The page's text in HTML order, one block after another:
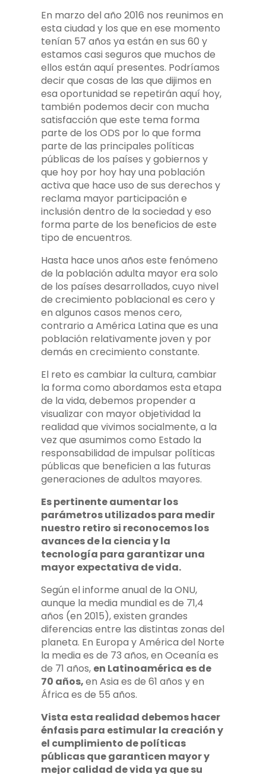
En marzo del año 2016 nos reunimos en
esta ciudad y los que en ese momento
tenían 57 años ya están en sus 60 y
estamos casi seguros que muchos de
ellos están aquí presentes. Podríamos
decir que cosas de las que dijimos en
esa oportunidad se repetirán aquí hoy,
también podemos decir con mucha
satisfacción que este tema forma
parte de los ODS por lo que forma
parte de las principales políticas
públicas de los países y gobiernos y
que hoy por hoy hay una población
activa que hace uso de sus derechos y
reclama mayor participación e
inclusión dentro de la sociedad y eso
forma parte de los beneficios de este
tipo de encuentros.
Hasta hace unos años este fenómeno
de la población adulta mayor era solo
de los países desarrollados, cuyo nivel
de crecimiento poblacional es cero y
en algunos casos menos cero,
contrario a América Latina que es una
población relativamente joven y por
demás en crecimiento constante.
El reto es cambiar la cultura, cambiar
la forma como abordamos esta etapa
de la vida, debemos propender a
visualizar con mayor objetividad la
realidad que vivimos socialmente, a la
vez que asumimos como Estado la
responsabilidad de impulsar políticas
públicas que beneficien a las futuras
generaciones de adultos mayores.
Es pertinente aumentar los
parámetros utilizados para medir
nuestro retiro si reconocemos los
avances de la ciencia y la
tecnología para garantizar una
mayor expectativa de vida.
Según el informe anual de la ONU,
aunque la media mundial es de 71,4
años (en 2015), existen grandes
diferencias entre las distintas zonas del
planeta. En Europa y América del Norte
la media es de 73 años, en Oceanía es
de 71 años, en Latinoamérica es de
70 años,en Asia es de 61 años y en
África es de 55 años.
Vista esta realidad debemos hacer
énfasis para estimular la creación y
el cumplimiento de políticas
públicas que garanticen mayor y
mejor calidad de vida ya que su